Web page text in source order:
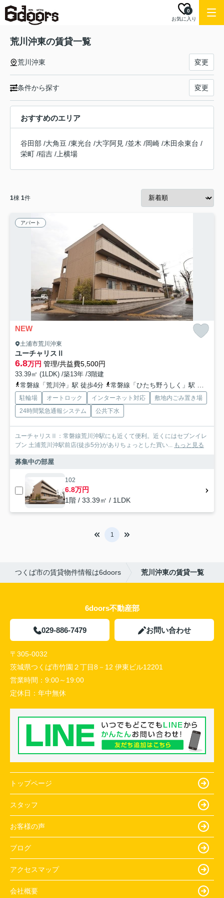
お気に入り
0
荒川沖東の賃貸一覧
荒川沖東 変更
条件から探す 変更
おすすめのエリア
谷田部 /大角豆 /東光台 /大字阿見 /並木 /岡崎 /木田余東台 /
栄町 /稲吉 / 上横場
1棟 1件
アパート
NEW
土浦市荒川沖東
ユーチャリスⅡ
6.8万円 管理/共益費5,500円
33.39㎡ (1LDK) /築13年 /3階建
常磐線「荒川沖」駅 徒歩4分
常磐線「ひたち野うしく」駅 徒歩38分
駐輪場 オートロック インターネット対応
敷地内ごみ置き場
24時間緊急通報システム
公共下水
ユーチャリスⅡ：常磐線荒川沖駅にも近くて便利。近くにはセブンイレ
ブン 土浦荒川沖駅前店(徒歩5分)がありちょっとした買い... もっと見る
募集中の部屋
102
6.8万円
1階 / 33.39㎡ / 1LDK
1
つくば市の賃貸物件情報は6doors 荒川沖東の賃貸一覧
6doors不動産部
029-886-7479 お問い合わせ
〒305-0032
茨城県つくば市竹園２丁目8－12 伊東ビル12201
営業時間： 9:00～19:00
定休日： 年中無休
トップページ
スタッフ
お客様の声
ブログ
アクセスマップ
会社概要